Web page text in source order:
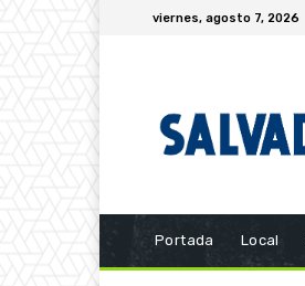
viernes, agosto 7, 2026
Portada Local